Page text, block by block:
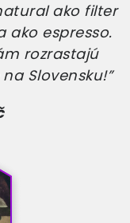
ako filter
ako espresso.
rozrastajú
Slovensku!”